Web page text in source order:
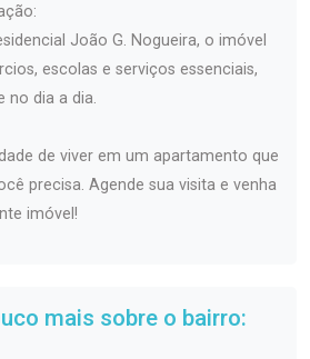
João G. Nogueira, o imóvel
escolas e serviços essenciais,
no dia a dia.
de viver em um apartamento que
precisa. Agende sua visita e venha
imóvel!
mais sobre o bairro: